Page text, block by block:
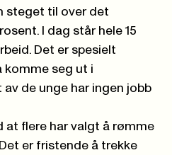
steget til over det
I dag står hele 15
Det er spesielt
komme seg ut i
de unge har ingen jobb
at flere har valgt å rømme
er fristende å trekke